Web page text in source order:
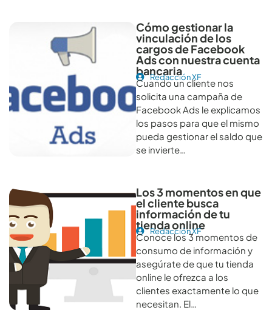
Cómo gestionar la
vinculación de los
cargos de Facebook
Ads con nuestra cuenta
bancaria
Redacción XF
Cuando un cliente nos
solicita una campaña de
Facebook Ads le explicamos
los pasos para que el mismo
pueda gestionar el saldo que
se invierte…
Los 3 momentos en que
el cliente busca
información de tu
tienda online
Redacción XF
Conoce los 3 momentos de
consumo de información y
asegúrate de que tu tienda
online le ofrezca a los
clientes exactamente lo que
necesitan. El…